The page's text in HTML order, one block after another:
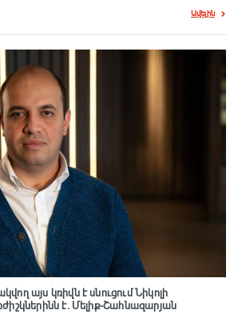
Ավելին
այս կռիվն է սնուցում Նիկոլի
է. Մելիք-Շահնազարյան